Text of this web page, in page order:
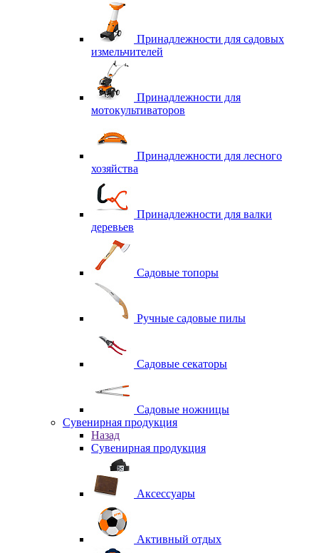
Принадлежности для садовых
измельчителей
Принадлежности для
мотокультиваторов
Принадлежности для лесного
хозяйства
Принадлежности для валки
деревьев
Садовые топоры
Ручные садовые пилы
Садовые секаторы
Садовые ножницы
Сувенирная продукция
Назад
Сувенирная продукция
Аксессуары
Активный отдых